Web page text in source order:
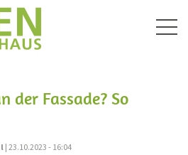
der Fassade? So
| 23.10.2023 - 16:04